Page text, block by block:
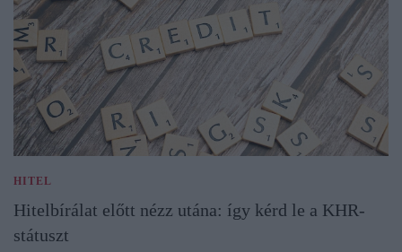
HITEL
Hitelbírálat előtt nézz utána: így kérd le a KHR-
státuszt